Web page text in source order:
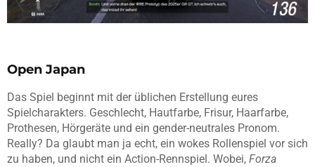
Open Japan
Das Spiel beginnt mit der üblichen Erstellung eures
Spielcharakters. Geschlecht, Hautfarbe, Frisur, Haarfarbe,
Prothesen, Hörgeräte und ein gender-neutrales Pronom.
Really? Da glaubt man ja echt, ein wokes Rollenspiel vor sich
zu haben, und nicht ein Action-Rennspiel. Wobei, Forza